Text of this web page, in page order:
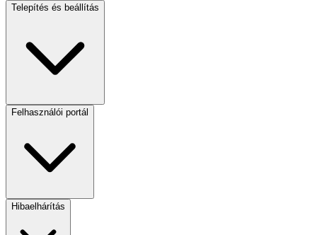
Telepítés és beállítás
Felhasználói portál
Hibaelhárítás